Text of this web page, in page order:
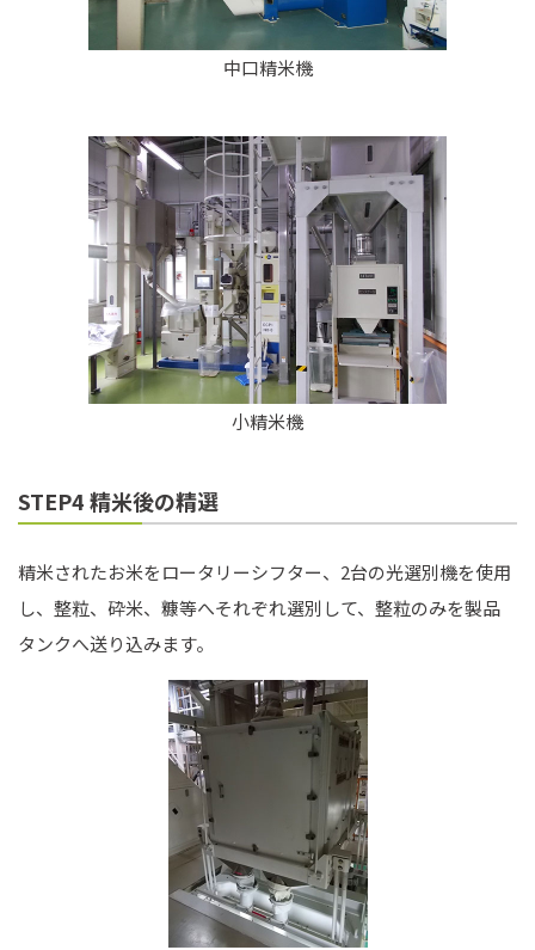
中口精米機
小精米機
STEP4 精米後の精選
精米されたお米をロータリーシフター、2台の光選別機を使用
し、整粒、砕米、糠等へそれぞれ選別して、整粒のみを製品
タンクへ送り込みます。